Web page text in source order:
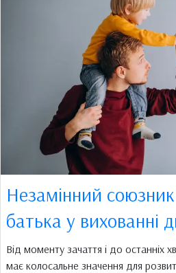
Незамінний
батька у вихованні
Від моменту зачаття і до останніх
має колосальне значення для